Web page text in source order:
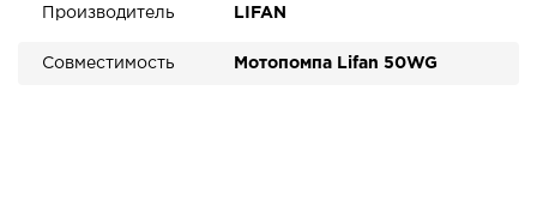
Производитель LIFAN
Совместимость Мотопомпа Lifan 50WG